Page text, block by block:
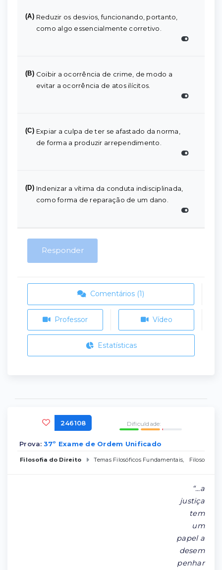
(A) Reduzir os desvios, funcionando, portanto,
como algo essencialmente corretivo.
(B) Coibir a ocorrência de crime, de modo a
evitar a ocorrência de atos ilícitos.
(C) Expiar a culpa de ter se afastado da norma,
de forma a produzir arrependimento.
(D) Indenizar a vítima da conduta indisciplinada,
como forma de reparação de um dano.
Responder
Comentários (1)
Professor Vídeo
Estatísticas
246108 Dificuldade:
Prova: 37º Exame de Ordem Unificado
Filosofia do Direito Temas Filosóficos Fundamentais, Filosofia
“...a
justiça
tem
um
papel a
desem
penhar